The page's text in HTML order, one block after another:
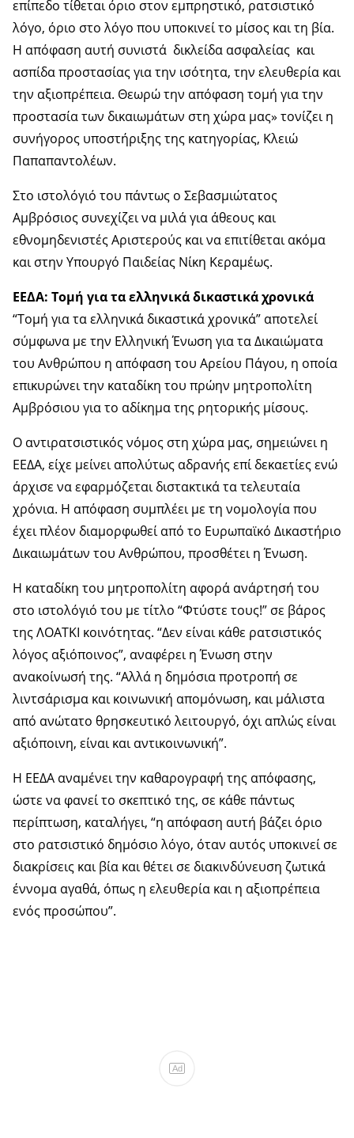
επίπεδο τίθεται όριο στον εμπρηστικό, ρατσιστικό
λόγο, όριο στο λόγο που υποκινεί το μίσος και τη βία.
Η απόφαση αυτή συνιστά δικλείδα ασφαλείας και
ασπίδα προστασίας για την ισότητα, την ελευθερία και
την αξιοπρέπεια. Θεωρώ την απόφαση τομή για την
προστασία των δικαιωμάτων στη χώρα μας» τονίζει η
συνήγορος υποστήριξης της κατηγορίας, Κλειώ
Παπαπαντολέων.
Στο ιστολόγιό του πάντως ο Σεβασμιώτατος
Αμβρόσιος συνεχίζει να μιλά για άθεους και
εθνομηδενιστές Αριστερούς και να επιτίθεται ακόμα
και στην Υπουργό Παιδείας Νίκη Κεραμέως.
ΕΕΔΑ: Τομή για τα ελληνικά δικαστικά χρονικά
“Τομή για τα ελληνικά δικαστικά χρονικά” αποτελεί
σύμφωνα με την Ελληνική Ένωση για τα Δικαιώματα
του Ανθρώπου η απόφαση του Αρείου Πάγου, η οποία
επικυρώνει την καταδίκη του πρώην μητροπολίτη
Αμβρόσιου για το αδίκημα της ρητορικής μίσους.
Ο αντιρατσιστικός νόμος στη χώρα μας, σημειώνει η
ΕΕΔΑ, είχε μείνει απολύτως αδρανής επί δεκαετίες ενώ
άρχισε να εφαρμόζεται διστακτικά τα τελευταία
χρόνια. Η απόφαση συμπλέει με τη νομολογία που
έχει πλέον διαμορφωθεί από το Ευρωπαϊκό Δικαστήριο
Δικαιωμάτων του Ανθρώπου, προσθέτει η Ένωση.
Η καταδίκη του μητροπολίτη αφορά ανάρτησή του
στο ιστολόγιό του με τίτλο “Φτύστε τους!” σε βάρος
της ΛΟΑΤΚΙ κοινότητας. “Δεν είναι κάθε ρατσιστικός
λόγος αξιόποινος”, αναφέρει η Ένωση στην
ανακοίνωσή της. “Αλλά η δημόσια προτροπή σε
λιντσάρισμα και κοινωνική απομόνωση, και μάλιστα
από ανώτατο θρησκευτικό λειτουργό, όχι απλώς είναι
αξιόποινη, είναι και αντικοινωνική”.
Η ΕΕΔΑ αναμένει την καθαρογραφή της απόφασης,
ώστε να φανεί το σκεπτικό της, σε κάθε πάντως
περίπτωση, καταλήγει, “η απόφαση αυτή βάζει όριο
στο ρατσιστικό δημόσιο λόγο, όταν αυτός υποκινεί σε
διακρίσεις και βία και θέτει σε διακινδύνευση ζωτικά
έννομα αγαθά, όπως η ελευθερία και η αξιοπρέπεια
ενός προσώπου”.
Ad